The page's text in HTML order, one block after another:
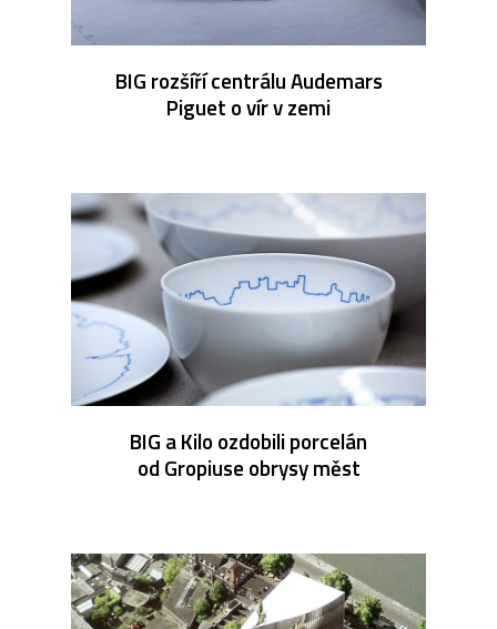
BIG rozšíří centrálu Audemars
Piguet o vír v zemi
BIG a Kilo ozdobili porcelán
od Gropiuse obrysy měst